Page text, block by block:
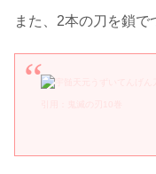
また、2本の刀を鎖で